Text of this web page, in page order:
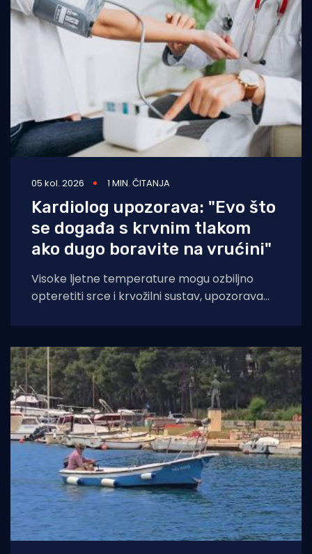
05 kol. 2026 1 MIN. ČITANJA
Kardiolog upozorava: "Evo što
se događa s krvnim tlakom
ako dugo boravite na vrućini"
Visoke ljetne temperature mogu ozbiljno
opteretiti srce i krvožilni sustav, upozorava